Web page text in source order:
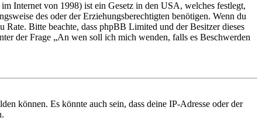
Internet von 1998) ist ein Gesetz in den USA, welches festlegt,
des oder der Erziehungsberechtigten benötigen. Wenn du
Bitte beachte, dass phpBB Limited und der Besitzer dieses
der Frage „An wen soll ich mich wenden, falls es Beschwerden
können. Es könnte auch sein, dass deine IP-Adresse oder der